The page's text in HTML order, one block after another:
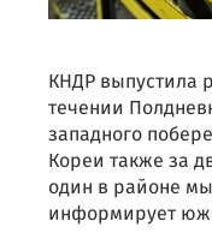
КНДР выпустила
течении
западного
Кореи также за
один в районе
информирует